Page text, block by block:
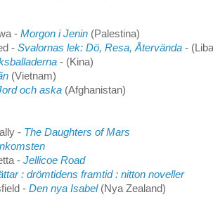
- Morgon i Jenin (Palestina)
- Svalornas lek: Dö, Resa, Återvända -
- (Kina)
(Vietnam)
och aska (Afghanistan)
- The Daughters of Mars
- Jellicoe Road
: drömtidens framtid : nitton noveller
- Den nya Isabel (Nya Zealand)